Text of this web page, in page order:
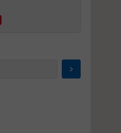
Suchen